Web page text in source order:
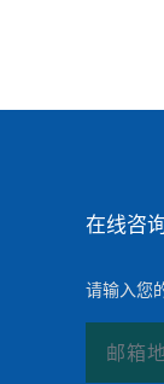
在线咨
请输入您